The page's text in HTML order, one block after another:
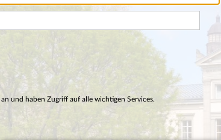
an und haben Zugriff auf alle wichtigen Services.